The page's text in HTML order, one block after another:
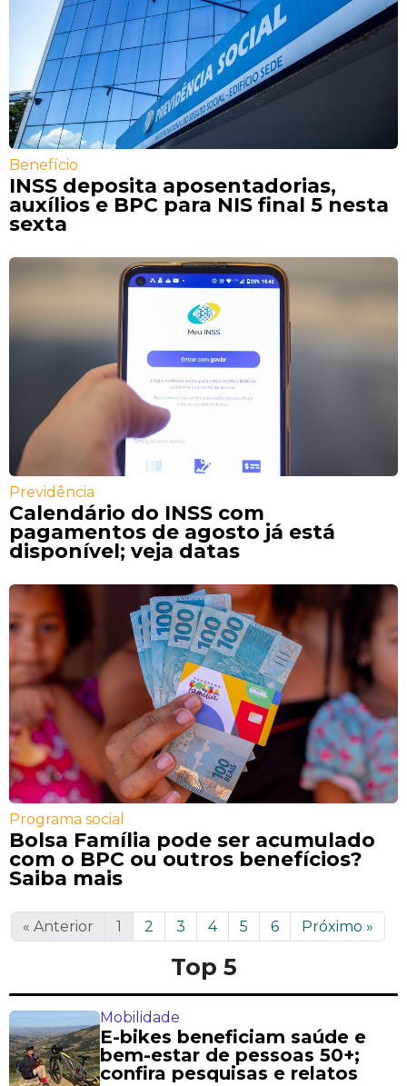
Benefício
INSS deposita aposentadorias,
auxílios e BPC para NIS final 5 nesta
sexta
Previdência
Calendário do INSS com
pagamentos de agosto já está
disponível; veja datas
Programa social
Bolsa Família pode ser acumulado
com o BPC ou outros benefícios?
Saiba mais
« Anterior 1 2 3 4 5 6 Próximo »
Top 5
Mobilidade
E-bikes beneficiam saúde e
bem-estar de pessoas 50+;
confira pesquisas e relatos